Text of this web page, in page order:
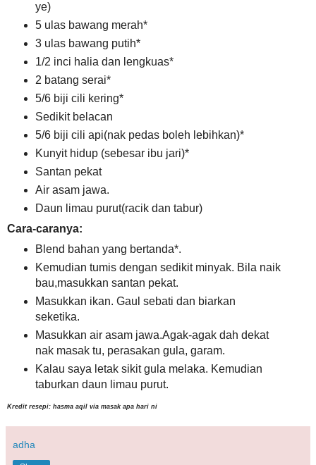
ye)
5 ulas bawang merah*
3 ulas bawang putih*
1/2 inci halia dan lengkuas*
2 batang serai*
5/6 biji cili kering*
Sedikit belacan
5/6 biji cili api(nak pedas boleh lebihkan)*
Kunyit hidup (sebesar ibu jari)*
Santan pekat
Air asam jawa.
Daun limau purut(racik dan tabur)
Cara-caranya:
Blend bahan yang bertanda*.
Kemudian tumis dengan sedikit minyak. Bila naik
bau,masukkan santan pekat.
Masukkan ikan. Gaul sebati dan biarkan
seketika.
Masukkan air asam jawa.Agak-agak dah dekat
nak masak tu, perasakan gula, garam.
Kalau saya letak sikit gula melaka. Kemudian
taburkan daun limau purut.
Kredit resepi: hasma aqil via masak apa hari ni
adha